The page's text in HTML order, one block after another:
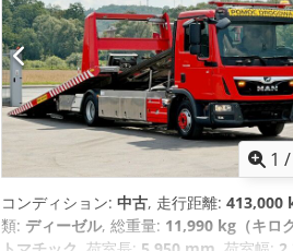
1 /
コンディション: 中古, 走行距離: 413,000
類: ディーゼル, 総重量: 11,990 kg（キロ